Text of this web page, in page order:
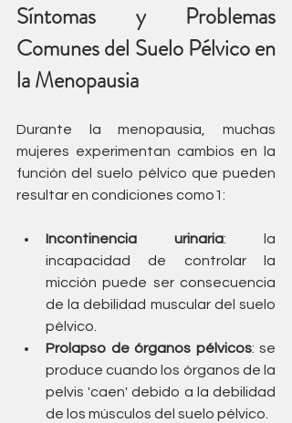
Síntomas y Problemas
Comunes del Suelo Pélvico en
la Menopausia
Durante la menopausia, muchas
mujeres experimentan cambios en la
función del suelo pélvico que pueden
resultar en condiciones como1:
Incontinencia urinaria: la
incapacidad de controlar la
micción puede ser consecuencia
de la debilidad muscular del suelo
pélvico.
Prolapso de órganos pélvicos: se
produce cuando los órganos de la
pelvis 'caen' debido a la debilidad
de los músculos del suelo pélvico.